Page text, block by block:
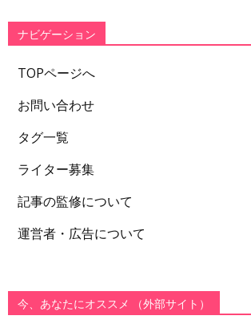
ー
ナビゲーション
TOPページへ
お問い合わせ
タグ一覧
ライター募集
記事の監修について
運営者・広告について
今、あなたにオススメ （外部サイト）